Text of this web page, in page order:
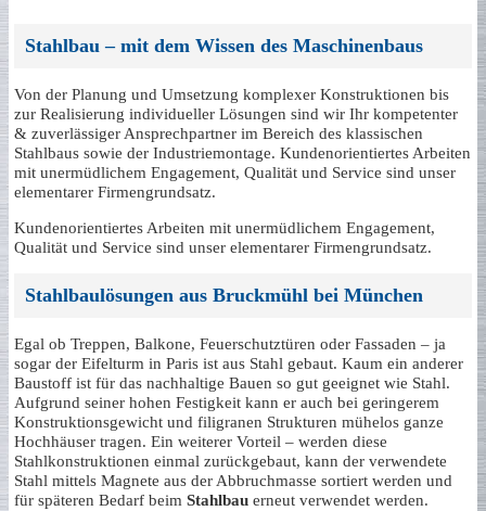
Stahlbau – mit dem Wissen des Maschinenbaus
Von der Planung und Umsetzung komplexer Konstruktionen bis
zur Realisierung individueller Lösungen sind wir Ihr kompetenter
& zuverlässiger Ansprechpartner im Bereich des klassischen
Stahlbaus sowie der Industriemontage. Kundenorientiertes Arbeiten
mit unermüdlichem Engagement, Qualität und Service sind unser
elementarer Firmengrundsatz.
Kundenorientiertes Arbeiten mit unermüdlichem Engagement,
Qualität und Service sind unser elementarer Firmengrundsatz.
Stahlbaulösungen aus Bruckmühl bei München
Egal ob Treppen, Balkone, Feuerschutztüren oder Fassaden – ja
sogar der Eifelturm in Paris ist aus Stahl gebaut. Kaum ein anderer
Baustoff ist für das nachhaltige Bauen so gut geeignet wie Stahl.
Aufgrund seiner hohen Festigkeit kann er auch bei geringerem
Konstruktionsgewicht und filigranen Strukturen mühelos ganze
Hochhäuser tragen. Ein weiterer Vorteil – werden diese
Stahlkonstruktionen einmal zurückgebaut, kann der verwendete
Stahl mittels Magnete aus der Abbruchmasse sortiert werden und
für späteren Bedarf beim Stahlbau erneut verwendet werden.